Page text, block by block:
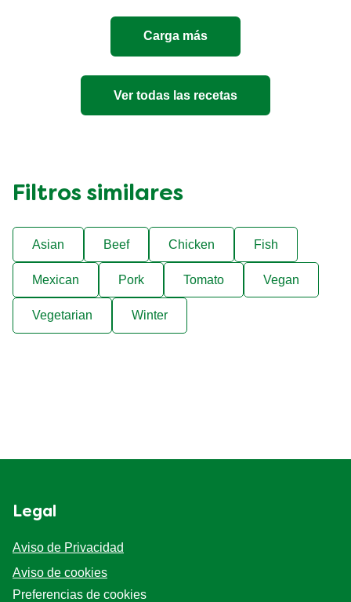
5.0
de
de
1
calificaciones.
Carga más
Ver todas las recetas
Filtros similares
Asian Beef Chicken Fish
Mexican Pork Tomato Vegan
Vegetarian Winter
Legal
Aviso de Privacidad
Aviso de cookies
Preferencias de cookies